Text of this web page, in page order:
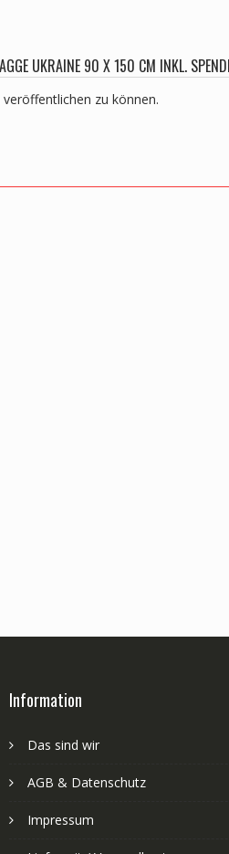
UKRAINE 90 X 150 CM INKL.
zu können.
Information
Das sind wir
AGB & Datenschutz
Impressum